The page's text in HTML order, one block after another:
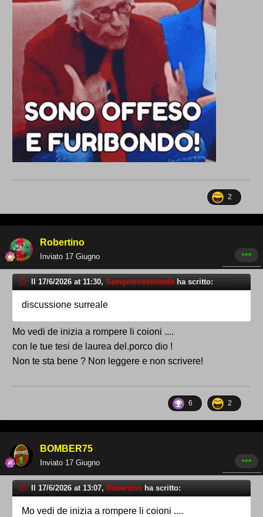
2
Robertino
Inviato 17 Giugno
Il 17/6/2026 at 11:30, Semprerossoverde ha scritto:
discussione surreale
Mo vedi de inizia a rompere li coioni ....
con le tue tesi de laurea del.porco dio !
Non te sta bene ? Non leggere e non scrivere!
6 2
BOMBER75
Inviato 17 Giugno
Il 17/6/2026 at 13:07, Robertino ha scritto:
Mo vedi de inizia a rompere li coioni ....